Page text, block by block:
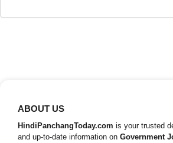
ABOUT US
HindiPanchangToday.com is your trusted
and up-to-date information on Government